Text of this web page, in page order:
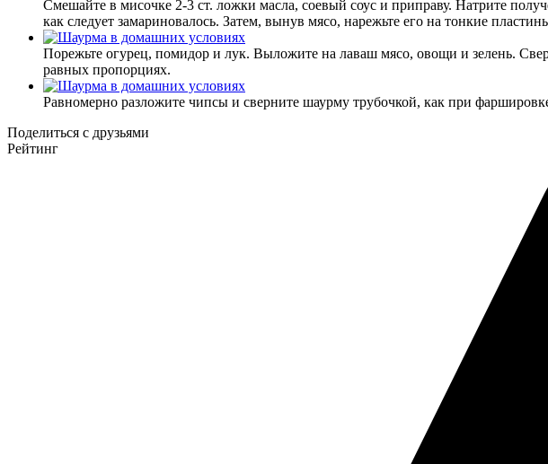
Смешайте в мисочке 2-3 ст. ложки масла, соевый соус и приправу. Натрите
как следует замариновалось. Затем, вынув мясо, нарежьте его на тонкие
Порежьте огурец, помидор и лук. Выложите на лаваш мясо, овощи и зелень.
равных пропорциях.
Равномерно разложите чипсы и сверните шаурму трубочкой, как при
Поделиться с друзьями
Рейтинг